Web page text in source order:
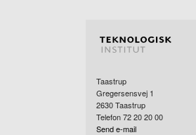
Taastrup
Gregersensvej 1
2630Taastrup
Telefon 72 20 20 00
Send e-mail